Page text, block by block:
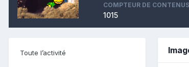
COMPTEUR DE CONTENUS
1015
Toute l’activité